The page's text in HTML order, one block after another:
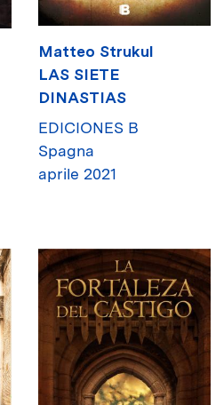
Matteo Strukul
LAS SIETE
DINASTIAS
EDICIONES B
Spagna
aprile 2021